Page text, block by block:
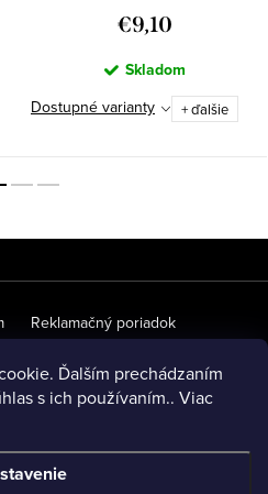
Ďalším prechádzaním
s ich používaním.. Viac
€9,10
Skladom
Dostupné varianty
+ ďalšie
Reklamačný poriadok
Obchodné podmienky